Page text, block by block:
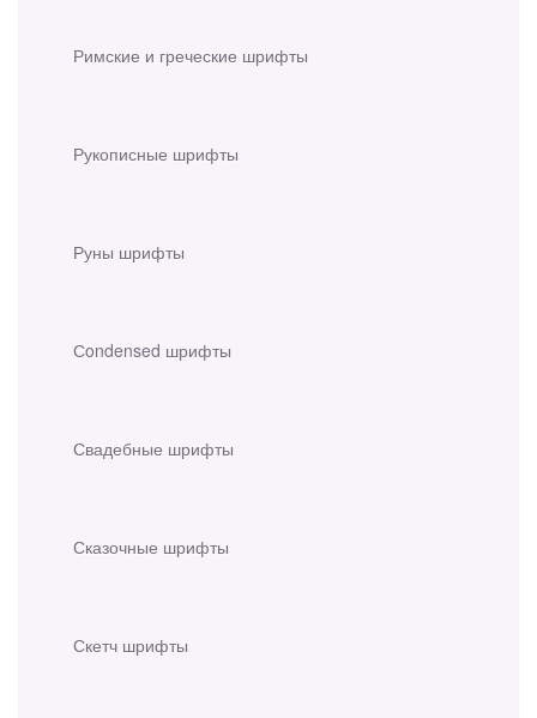
Римские и греческие шрифты
Рукописные шрифты
Руны шрифты
Сondensed шрифты
Свадебные шрифты
Сказочные шрифты
Скетч шрифты